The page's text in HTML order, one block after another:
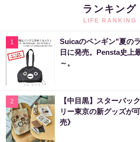
ランキング
LIFE RANKING
1
Suicaのペンギン"夏の
日に発売。Pensta史上
～。
2
【中目黒】スターバッ
リー東京の新グッズが
売》